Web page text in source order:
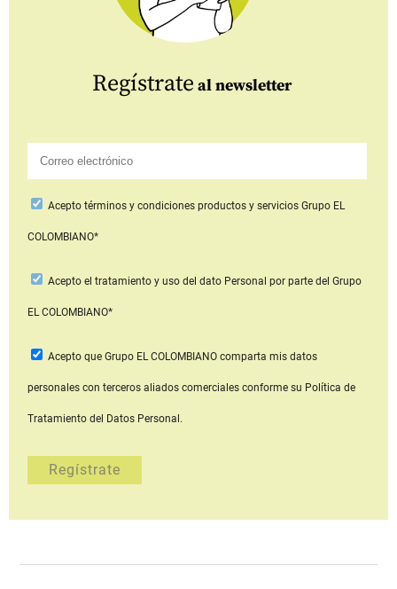
Regístrate al newsletter
Aceptotérminos y condiciones productos y serviciosGrupo EL
COLOMBIANO*
Acepto el tratamiento y uso del dato Personal por parte del Grupo
EL COLOMBIANO*
Acepto que Grupo EL COLOMBIANOcomparta mis datos
personales con terceros aliados comerciales conforme su Política de
Tratamiento del Datos Personal.